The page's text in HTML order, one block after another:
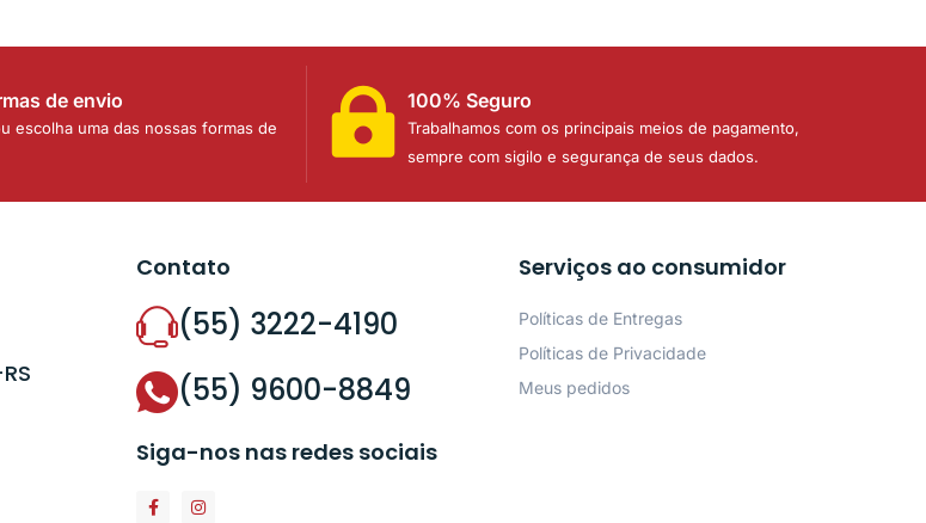
de envio
escolha uma das nossas formas de
100% Seguro
Trabalhamos com os principais meios de pagamento,
sempre com sigilo e segurança de seus dados.
Contato
(55) 3222-4190
(55) 9600-8849
Siga-nos nas redes sociais
Serviços ao consumidor
Políticas de Entregas
Políticas de Privacidade
Meus pedidos